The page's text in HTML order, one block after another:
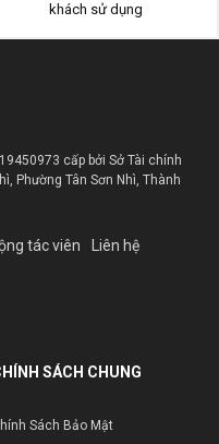
khách sử dụng
cấp bởi Sở Tài chính
Phường Tân Sơn Nhì, Thành
tác viên Liên hệ
SÁCH CHUNG
Sách Bảo Mật